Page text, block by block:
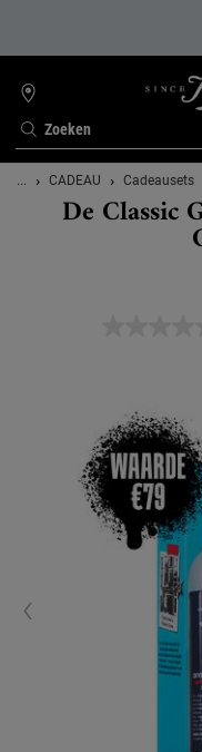
Zoeken
WINKELZOEKER
Hoofdinhoud
... CADEAU Cadeausets
De Classic